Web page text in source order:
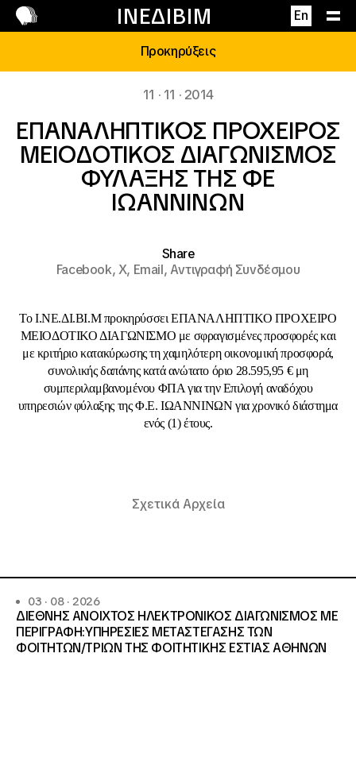
ΙΝΕΔΙΒΙΜ En
Επικοινωνία
Προκηρύξεις
11 · 11 · 2014
ΕΠΑΝΑΛΗΠΤΙΚΟΣ ΠΡΟΧΕΙΡΟΣ
ΜΕΙΟΔΟΤΙΚΟΣ ΔΙΑΓΩΝΙΣΜΟΣ
ΦΥΛΑΞΗΣ ΤΗΣ ΦΕ
ΙΩΑΝΝΙΝΩΝ
Share
Facebook,X, Email,Αντιγραφή Συνδέσμου
Το Ι.ΝΕ.ΔΙ.ΒΙ.Μ προκηρύσσει ΕΠΑΝΑΛΗΠΤΙΚΟ ΠΡΟΧΕΙΡΟ
ΜΕΙΟΔΟΤΙΚΟ ΔΙΑΓΩΝΙΣΜΟ με σφραγισμένες προσφορές και
με κριτήριο κατακύρωσης τη χαμηλότερη οικονομική προσφορά,
συνολικής δαπάνης κατά ανώτατο όριο 28.595,95 € μη
συμπεριλαμβανομένου ΦΠΑ για την Επιλογή αναδόχου
υπηρεσιών φύλαξης της Φ.Ε. ΙΩΑΝΝΙΝΩΝ για χρονικό διάστημα
ενός (1) έτους.
Σχετικά Αρχεία
03 · 08 · 2026
ΔΙΕΘΝΗΣ ΑΝΟΙΧΤΟΣ ΗΛΕΚΤΡΟΝΙΚΟΣ ΔΙΑΓΩΝΙΣΜΟΣ ΜΕ
ΠΕΡΙΓΡΑΦΗ:ΥΠΗΡΕΣΙΕΣ METAΣΤΕΓΑΣΗΣ ΤΩΝ
ΦΟΙΤΗΤΩΝ/ΤΡΙΩΝ ΤΗΣ ΦΟΙΤΗΤΙΚΗΣ ΕΣΤΙΑΣ ΑΘΗΝΩΝ